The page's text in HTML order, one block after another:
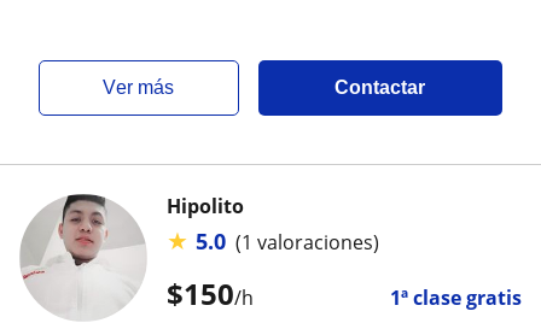
ver más Contactar
$150/h 1ª clase gratis
Hipolito
★ 5.0 (1 valoraciones)